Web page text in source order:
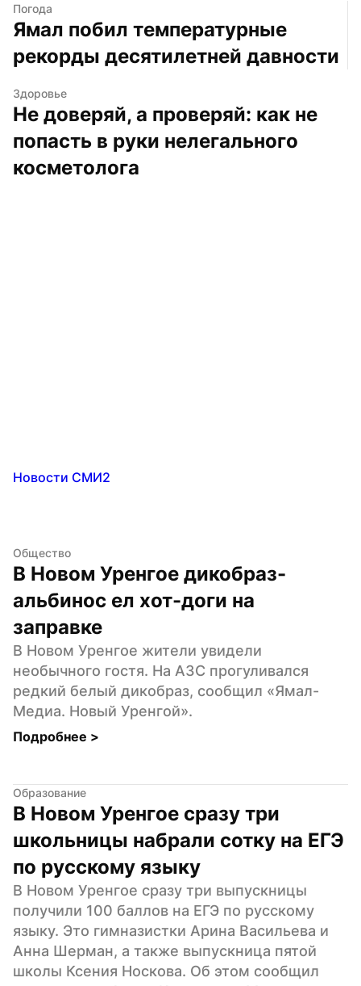
Погода
Ямал побил температурные
рекорды десятилетней давности
Здоровье
Не доверяй, а проверяй: как не
попасть в руки нелегального
косметолога
Новости СМИ2
Общество
В Новом Уренгое дикобраз-
альбинос ел хот-доги на
заправке
В Новом Уренгое жители увидели
необычного гостя. На АЗС прогуливался
редкий белый дикобраз, сообщил «Ямал-
Медиа. Новый Уренгой».
Подробнее >
Образование
В Новом Уренгое сразу три
школьницы набрали сотку на ЕГЭ
по русскому языку
В Новом Уренгое сразу три выпускницы
получили 100 баллов на ЕГЭ по русскому
языку. Это гимназистки Арина Васильева и
Анна Шерман, а также выпускница пятой
школы Ксения Носкова. Об этом сообщил